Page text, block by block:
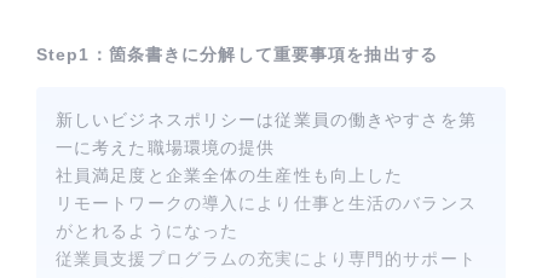
Step1：箇条書きに分解して重要事項を抽出する
新しいビジネスポリシーは従業員の働きやすさを第
一に考えた職場環境の提供
社員満足度と企業全体の生産性も向上した
リモートワークの導入により仕事と生活のバランス
がとれるようになった
従業員支援プログラムの充実により専門的サポート